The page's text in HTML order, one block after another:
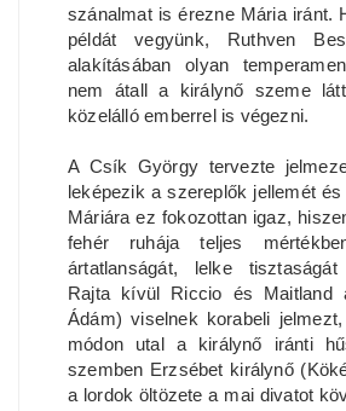
szánalmat is érezne Mária iránt.
példát vegyünk, Ruthven
alakításában olyan
nem átall a királynő szeme
közelálló emberrel is végezni.
A Csík György tervezte
leképezik a szereplők jellemét
Máriára ez fokozottan igaz,
fehér ruhája teljes
ártatlanságát, lelke
Rajta kívül Riccio és Maitland
Ádám) viselnek korabeli
módon utal a királynő iránti
szemben Erzsébet királynő
a lordok öltözete a mai divatot